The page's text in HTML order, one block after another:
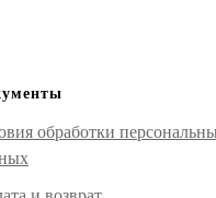
обработки